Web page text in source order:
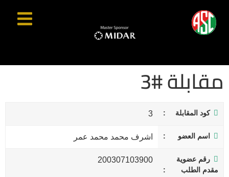
مقابلة #3
كود المقابلة 3
اسم العضو اشرف محمد محمد عمر
رقم عضوية
مقدم الطلب
200307103900